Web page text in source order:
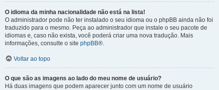
O idioma da minha nacionalidade não está na lista!
O administrador pode não ter instalado o seu idioma ou o phpBB ainda não foi
traduzido para o mesmo. Peça ao administrador que instale o seu pacote de
idiomas e, caso não exista, você poderá criar uma nova tradução. Mais
informações, consulte o site phpBB®.
Voltar ao topo
O que são as imagens ao lado do meu nome de usuário?
Há duas imagens que podem aparecer junto com um nome de usuário